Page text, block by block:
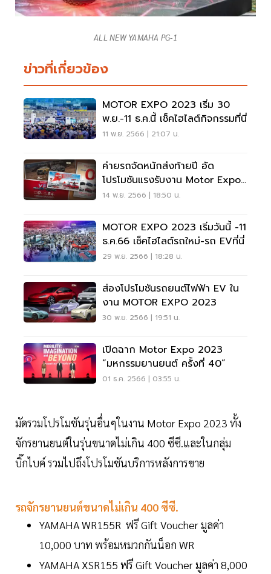
ALL NEW YAMAHA PG-1
ข่าวที่เกี่ยวข้อง
MOTOR EXPO 2023 เริ่ม 30
พ.ย.-11 ธ.ค.นี้ เช็คไฮไลต์กิจกรรมที่นี่
11 พ.ย. 2566 | 21:07 น.
ค่ายรถจัดหนักส่งท้ายปี อัด
โปรโมชันแรงรับงาน Motor Expo
2023
14 พ.ย. 2566 | 18:50 น.
MOTOR EXPO 2023 เริ่มวันนี้ -11
ธ.ค.66 เช็คไฮไลต์รถใหม่-รถ EVที่นี่
29 พ.ย. 2566 | 18:28 น.
ส่องโปรโมชันรถยนต์ไฟฟ้า EV ใน
งาน MOTOR EXPO 2023
30 พ.ย. 2566 | 19:51 น.
เปิดฉาก Motor Expo 2023
“มหกรรมยานยนต์ ครั้งที่ 40”
01 ธ.ค. 2566 | 03:55 น.
มัดรวมโปรโมชันรุ่นอื่นๆในงาน Motor Expo 2023 ทั้ง
จักรยานยนต์ในรุ่นขนาดไม่เกิน 400 ซีซี.และในกลุ่ม
บิ๊กไบค์ รวมไปถึงโปรโมชันบริการหลังการขาย
รถจักรยานยนต์ขนาดไม่เกิน 400 ซีซี.
YAMAHA WR155R ฟรี Gift Voucher มูลค่า
10,000 บาท พร้อมหมวกกันน็อก WR
YAMAHA XSR155 ฟรี Gift Voucher มูลค่า 8,000